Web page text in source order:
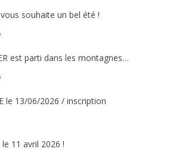
souhaite un bel été !
est parti dans les montagnes…
le 13/06/2026 / inscription
le 11 avril 2026 !